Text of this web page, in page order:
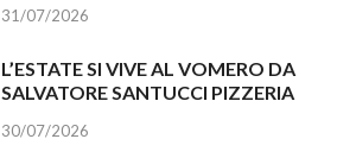
31/07/2026
L’ESTATE SI VIVE AL VOMERO DA
SALVATORE SANTUCCI PIZZERIA
30/07/2026